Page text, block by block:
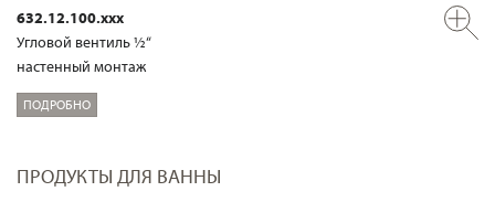
632.12.100.xxx
Угловой вентиль ½“
настенный монтаж
ПОДРОБНО
ПРОДУКТЫ ДЛЯ ВАННЫ